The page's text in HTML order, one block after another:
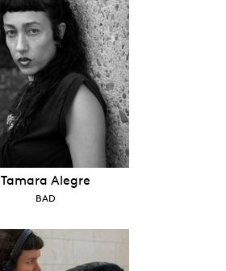
Tamara Alegre
BAD